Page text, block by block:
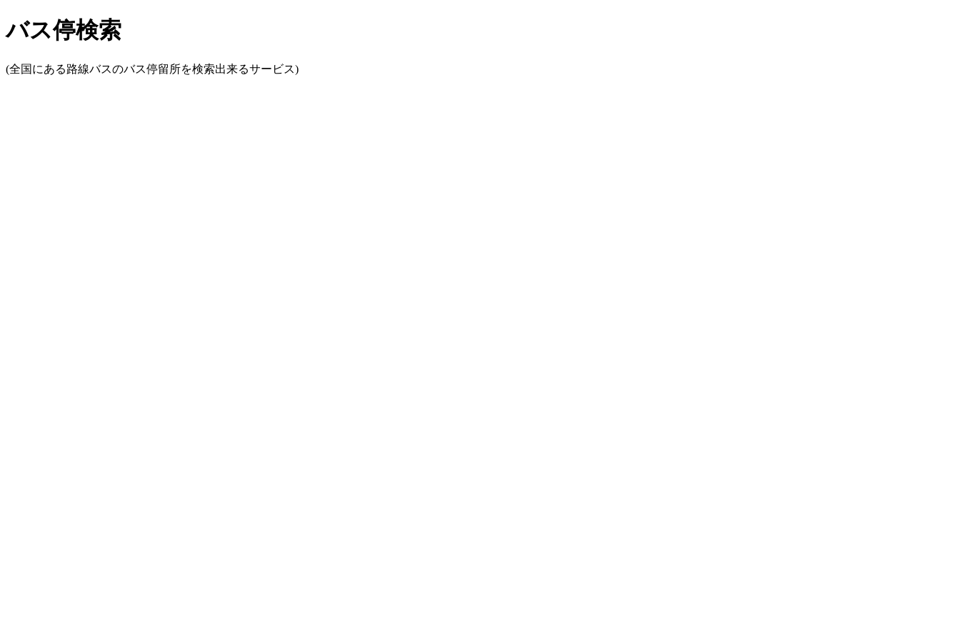
バス停検索
(全国にある路線バスのバス停留所を検索出来るサービス)